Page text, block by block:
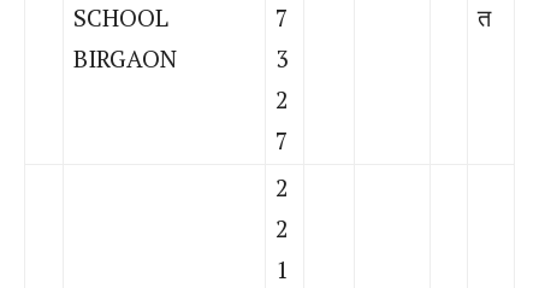
SCHOOL
BIRGAON
7
3
2
7
त
2
2
1